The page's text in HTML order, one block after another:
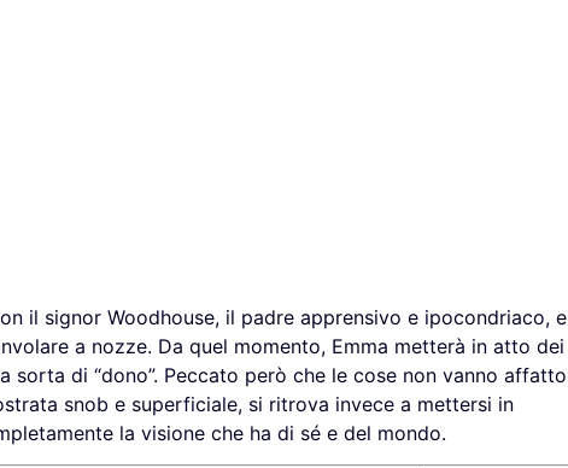
il signor Woodhouse, il padre apprensivo e ipocondriaco, e
a nozze. Da quel momento, Emma metterà in atto dei
di “dono”. Peccato però che le cose non vanno affatto
snob e superficiale, si ritrova invece a mettersi in
la visione che ha di sé e del mondo.